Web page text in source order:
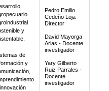
y
de
y
Pedro Emilio
Cedeño Loja -
Director
David Mayorga
Arias - Docente
investigador
Yary Gilberto
Ruiz Parrales -
Docente
investigador